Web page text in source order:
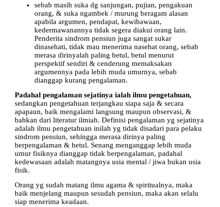
sebab masih suka dg sanjungan, pujian, pengakuan
orang, & suka ngambek / murung beragam alasan
apabila argumen, pendapat, kewibawaan,
kedermawanannya tidak segera diakui orang lain.
Penderita sindrom pensiun juga sangat sukar
dinasehati, tidak mau menerima nasehat orang, sebab
merasa dirinyalah paling betul, betul menurut
perspektif sendiri & cenderung memaksakan
argumennya pada lebih muda umurnya, sebab
dianggap kurang pengalaman.
Padahal pengalaman sejatinya ialah ilmu pengetahuan,
sedangkan pengetahuan terjangkau siapa saja & secara
apapaun, baik mengalami langsung maupun observasi, &
bahkan dari literatur ilmiah. Definisi pengalaman yg sejatinya
adalah ilmu pengetahuan inilah yg tidak disadari para pelaku
sindrom pensiun, sehingga merasa dirinya paling
berpengalaman & betul. Senang menganggap lebih muda
umur fisiknya dianggap tidak berpengalaman, padahal
kedewasaan adalah matangnya usia mental / jiwa bukan usia
fisik.
Orang yg sudah matang ilmu agama & spiritualnya, maka
baik menjelang maupun sesudah pensiun, maka akan selalu
siap menerima keadaan.